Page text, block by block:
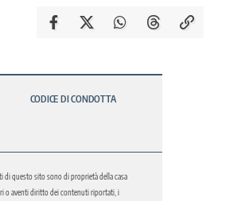
CODICE DI CONDOTTA
di questo sito sono di proprietà della casa
o aventi diritto dei contenuti riportati, i